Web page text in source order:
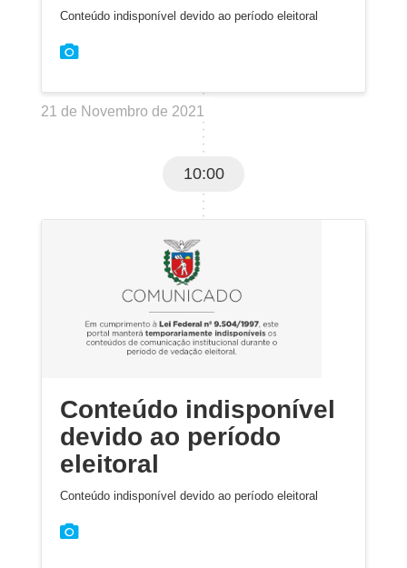
Conteúdo indisponível devido ao período eleitoral
21 de Novembro de 2021
10:00
Conteúdo indisponível
devido ao período
eleitoral
Conteúdo indisponível devido ao período eleitoral